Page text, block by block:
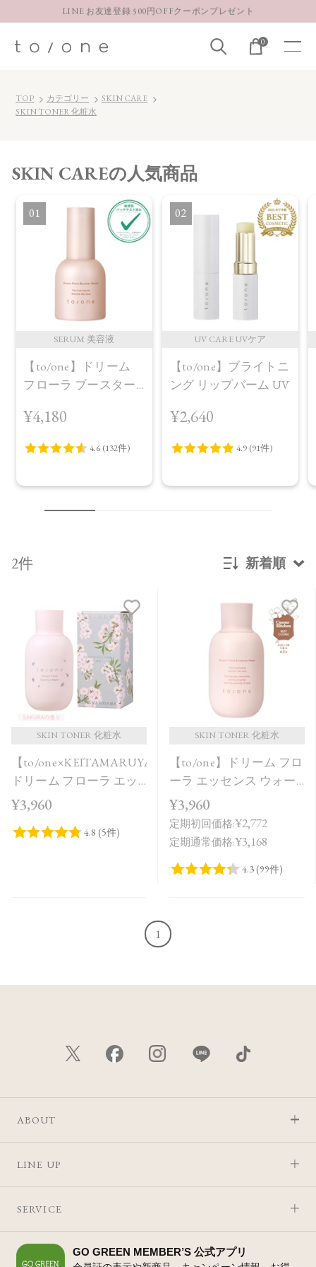
LINE お友達登録 500円OFFクーポンプレゼント
お得な定期購入コースはこちら
0
TOP カテゴリー
SKIN CARE
SKIN TONER 化粧水
SKIN CAREの人気商品
1
SERUM 美容液
【to/one】ドリーム
フローラ ブースター
＞
¥4,180
2
UV CARE UVケア
【to/one】ブライトニ
ング リップバーム UV
¥2,640
2件 新着順
価格が高い
レビューが多い順
レビュー評価が高い順
人気順
SKIN TONER 化粧水
【to/one×KEITAMARUYAMA】
ドリーム フローラ エッ
センス ウォーター
品＞
¥3,960
SKIN TONER 化粧水
【to/one】ドリーム フロ
ーラ エッセンス ウォー
ター
¥3,960
定期初回価格:¥2,772
定期通常価格:¥3,168
1
ABOUT
LINE UP
SERVICE
GO GREEN MEMBER’S 公式アプリ